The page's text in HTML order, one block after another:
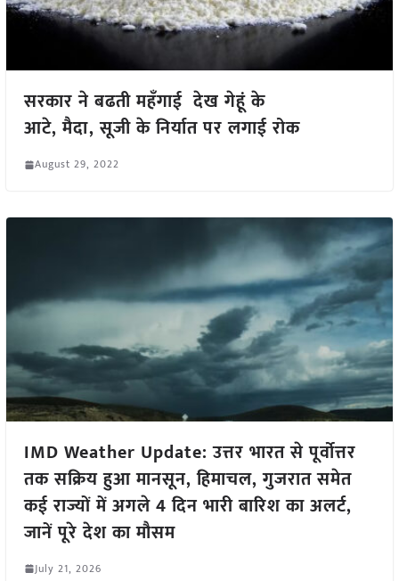
सरकार ने बढती महँगाई देख गेहूं के
आटे, मैदा, सूजी के निर्यात पर लगाई रोक
August 29, 2022
IMD Weather Update: उत्तर भारत से पूर्वोत्तर
तक सक्रिय हुआ मानसून, हिमाचल, गुजरात समेत
कई राज्यों में अगले 4 दिन भारी बारिश का अलर्ट,
जानें पूरे देश का मौसम
July 21, 2026